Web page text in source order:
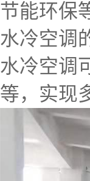
节能环保
水冷空调
水冷空调
等，实现